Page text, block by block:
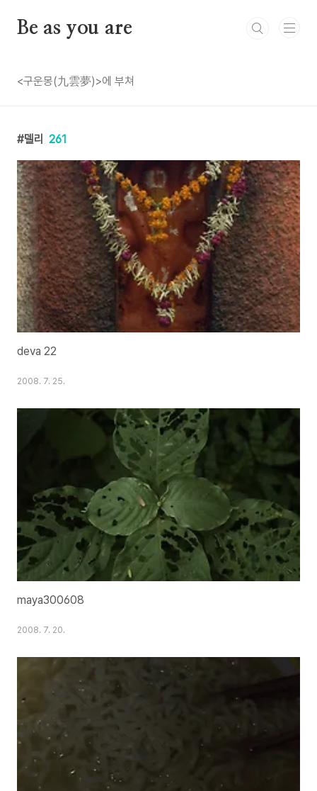
Be as you are
<구운몽(九雲夢)>에 부쳐
델리 261
deva 22
2008. 7. 25.
maya300608
2008. 7. 20.